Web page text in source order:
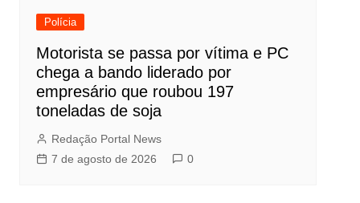
Polícia
Motorista se passa por vítima e PC
chega a bando liderado por
empresário que roubou 197
toneladas de soja
Redação Portal News
7 de agosto de 2026
0